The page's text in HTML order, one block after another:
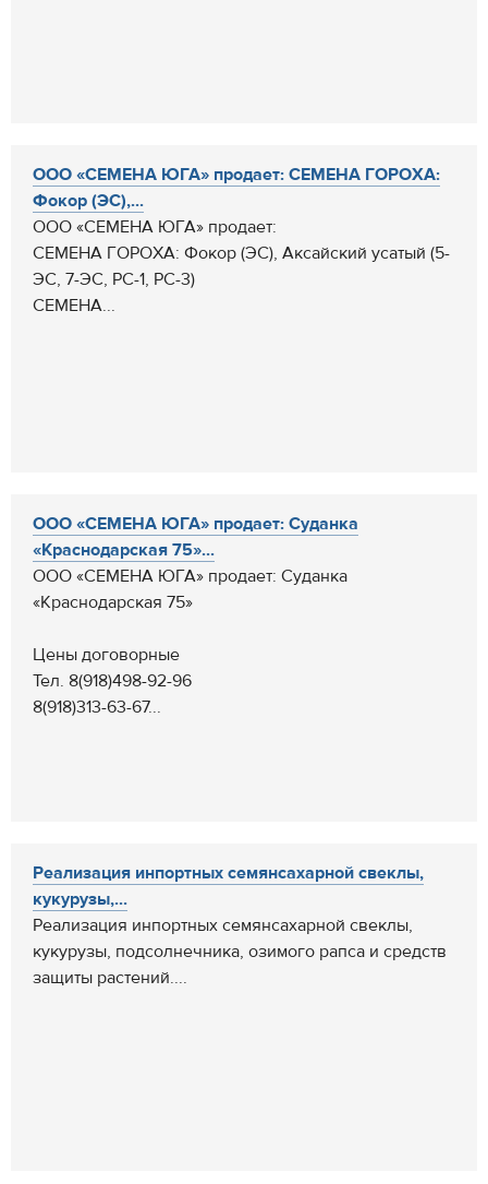
ООО «СЕМЕНА ЮГА» продает: СЕМЕНА ГОРОХА:
Фокор (ЭС),...
ООО «СЕМЕНА ЮГА» продает:
СЕМЕНА ГОРОХА: Фокор (ЭС), Аксайский усатый (5-
ЭС, 7-ЭС, РС-1, РС-3)
СЕМЕНА...
ООО «СЕМЕНА ЮГА» продает: Суданка
«Краснодарская 75»...
ООО «СЕМЕНА ЮГА» продает: Суданка
«Краснодарская 75»
Цены договорные
Тел. 8(918)498-92-96
8(918)313-63-67...
Реализация инпортных семянсахарной свеклы,
кукурузы,...
Реализация инпортных семянсахарной свеклы,
кукурузы, подсолнечника, озимого рапса и средств
защиты растений....